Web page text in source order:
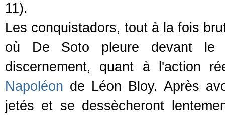
11).
Les conquistadors, tout à la fois
où De Soto pleure devant le
discernement, quant à l'action
Napoléon de Léon Bloy. Après
jetés et se dessècheront